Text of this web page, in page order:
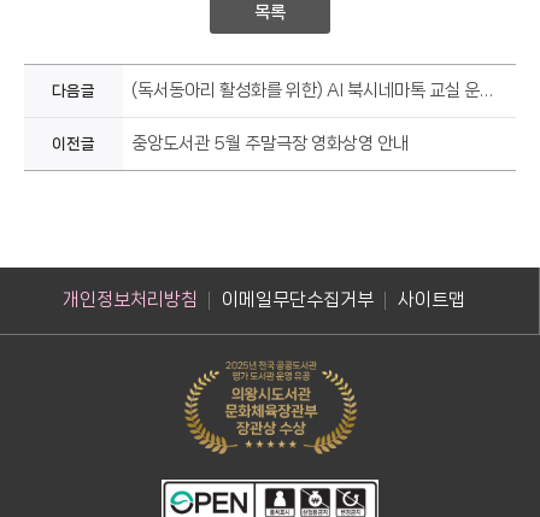
목록
다음글 (독서동아리 활성화를 위한) AI 북시네마톡 교실 운영 안내
이전글 중앙도서관 5월 주말극장 영화상영 안내
개인정보처리방침 이메일무단수집거부 사이트맵